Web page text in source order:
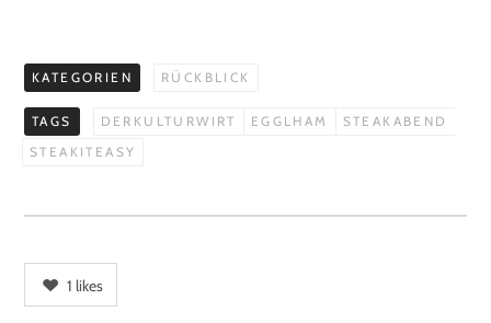
KATEGORIEN RÜCKBLICK
TAGS DERKULTURWIRT EGGLHAM
STEAKABEND
STEAKITEASY
1 likes